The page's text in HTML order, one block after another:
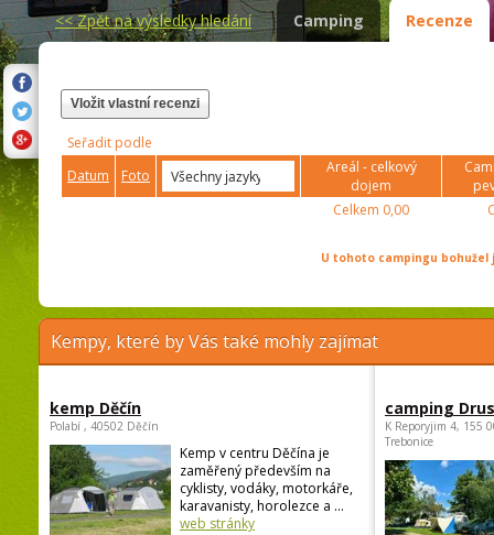
<<Zpět na výsledky hledání Camping Recenze
Vložit vlastní recenzi
Seřadit podle
Datum
Foto
Areál - celkový
dojem
Celkem 0,00
U tohoto campingu
Kempy, které by Vás také mohly zajímat
kemp Děčín
Polabí , 40502 Děčín
Kemp v centru Děčína je
zaměřený především na
cyklisty, vodáky, motorkáře,
karavanisty, horolezce a ...
web stránky
camping
K Reporyjim 4, 155
Trebonice